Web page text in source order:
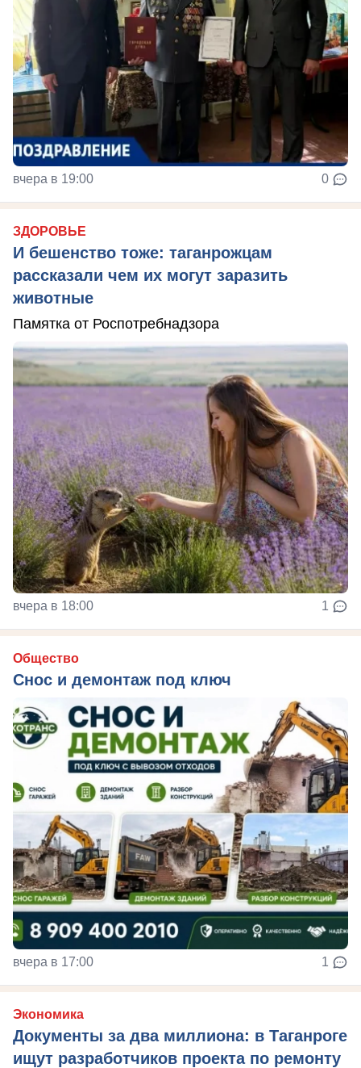
вчера в 19:00 0
ЗДОРОВЬЕ
И бешенство тоже: таганрожцам
рассказали чем их могут заразить
животные
Памятка от Роспотребнадзора
вчера в 18:00 1
Общество
Снос и демонтаж под ключ
вчера в 17:00 1
Экономика
Документы за два миллиона: в Таганроге
ищут разработчиков проекта по ремонту